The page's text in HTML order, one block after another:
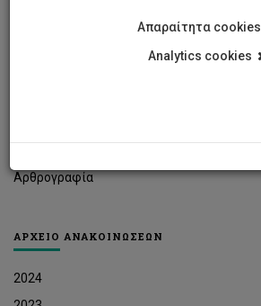
Αρθρογραφία
ΑΡΧΕΙΟ ΑΝΑΚΟΙΝΩΣΕΩΝ
2024
Απαραίτητα cookies
Analytics cookies